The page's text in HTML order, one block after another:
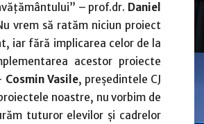
– prof.dr. Daniel
vrem să ratăm niciun proiect
iar fără implicarea celor de la
acestor proiecte
Cosmin Vasile, preşedintele CJ
noastre, nu vorbim de
tuturor elevilor şi cadrelor